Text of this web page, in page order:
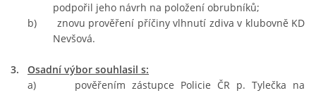
podpořil jeho návrh na položení obrubníků;
b)
znovu prověření příčiny vlhnutí zdiva v klubovně KD
Nevšová.
3. Osadní výbor souhlasil s:
a) pověřením zástupce Policie ČR p. Tylečka na